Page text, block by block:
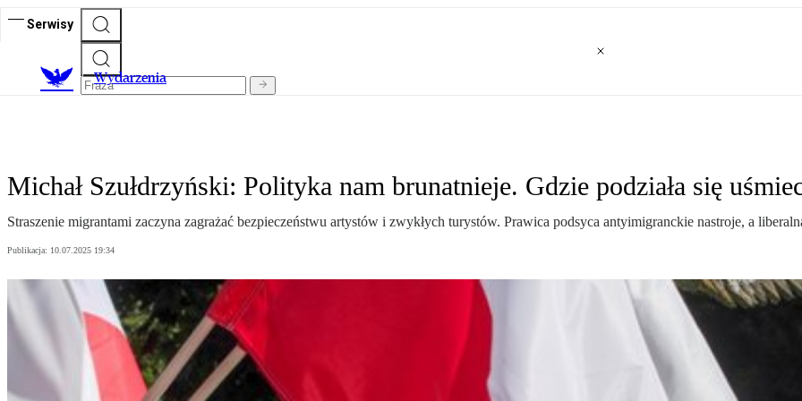
Serwisy
Wydarzenia
Michał Szułdrzyński: Polityka nam brunatnieje. Gdzie podziała się
Straszenie migrantami zaczyna zagrażać bezpieczeństwu artystów i zwykłych turystów. Prawica podsyca antyimigranckie nastroje, a
Publikacja: 10.07.2025 19:34